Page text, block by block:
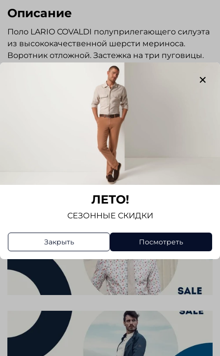
Описание
Поло LARIO COVALDI полуприлегающего силуэта
из высококачественной шерсти мериноса.
Воротник отложной. Застежка на три пуговицы.
Низ изделия и рукавов на резинке. Стильная и
элегантная вещь отлично подойдет для
повседневной носки.
Отзывов еще никто не оставлял
ЛЕТО!
СЕЗОННЫЕ СКИДКИ
Закрыть Посмотреть